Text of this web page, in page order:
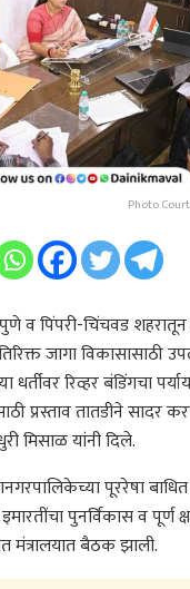
Photo
पुणे व पिंपरी-चिंचवड शहरातून
जागा विकासासाठी
धर्तीवर रिव्हर बंडिंगचा
प्रस्ताव तातडीने सादर
मिसाळ यांनी दिले.
पूररेषा बाधित
पुनर्विकास व पूर्ण
मंत्रालयात बैठक झाली.